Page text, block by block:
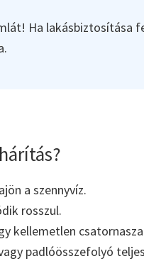
Ha lakásbiztosítása
a szennyvíz.
rosszul.
kellemetlen
padlóösszefolyó